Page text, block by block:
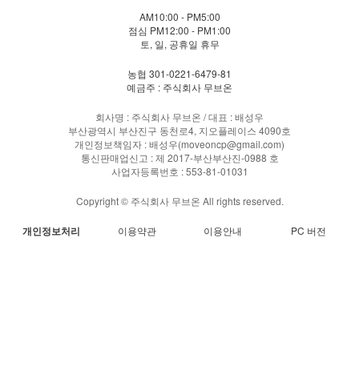
AM10:00 - PM5:00
점심 PM12:00 - PM1:00
토, 일, 공휴일 휴무
농협 301-0221-6479-81
예금주 : 주식회사 무브온
회사명 : 주식회사 무브온 / 대표 : 배성우
부산광역시 부산진구 동천로4, 지오플레이스 4090호
개인정보책임자 : 배성우(moveoncp@gmail.com)
통신판매업신고 : 제 2017-부산부산진-0988 호
사업자등록번호 : 553-81-01031
Copyright © 주식회사 무브온 All rights reserved.
개인정보처리 이용약관 이용안내 PC 버전